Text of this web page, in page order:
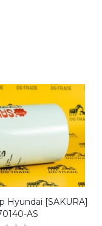
Hyundai [SAKURA]
AS